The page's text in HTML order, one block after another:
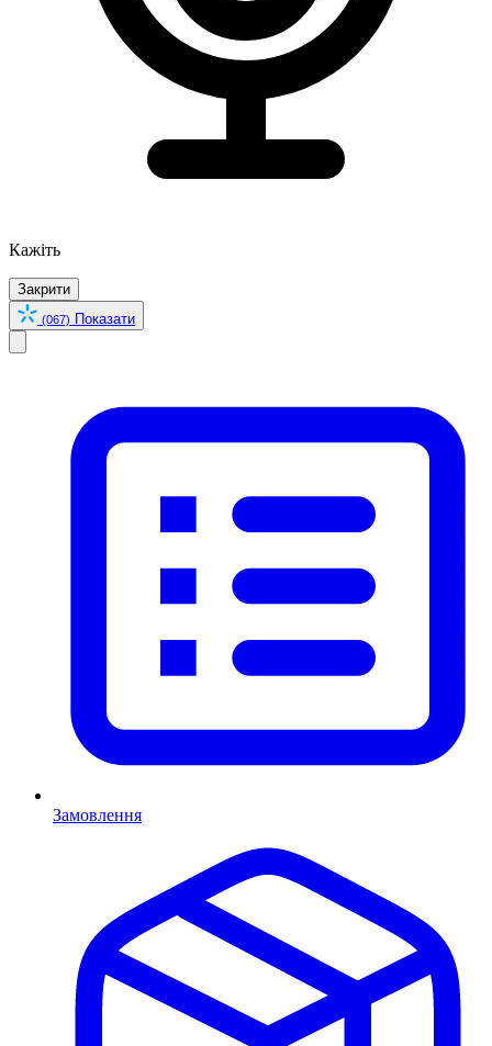
Кажіть
Закрити
(067) Показати
Замовлення